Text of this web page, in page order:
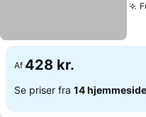
Af 428 kr.
Se priser fra 14